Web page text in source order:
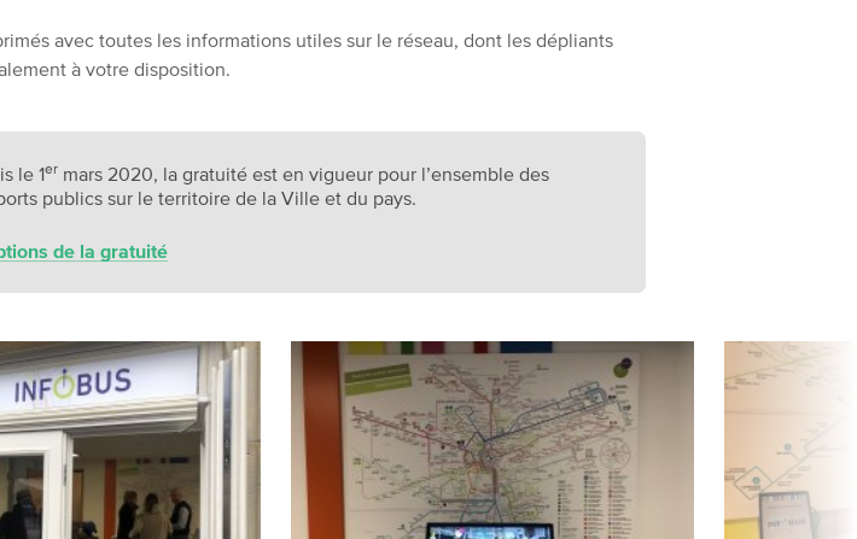
avec toutes les informations utiles sur le réseau, dont les dépliants
à votre disposition.
le 1er mars 2020, la gratuité est en vigueur pour l’ensemble des
publics sur le territoire de la Ville et du pays.
de la gratuité